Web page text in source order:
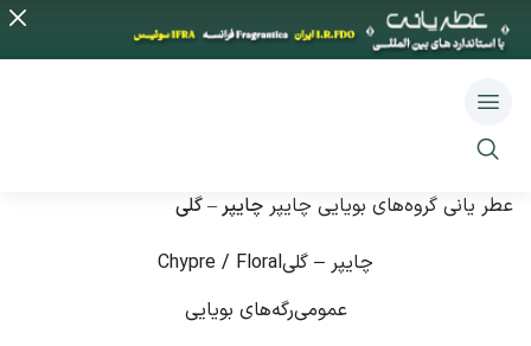
عطر یانی گروه‌های بویایی چایپر چایپر – گلی
چایپر – گلیChypre / Floral
عمومیرگه‌های بویایی